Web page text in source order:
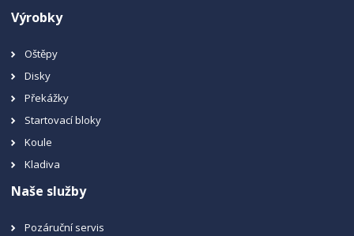
Výrobky
Oštěpy
Disky
Překážky
Startovací bloky
Koule
Kladiva
Naše služby
Pozáruční servis